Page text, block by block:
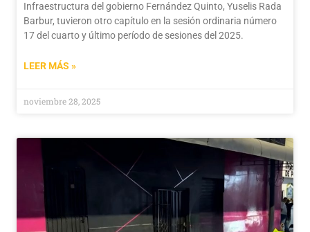
Infraestructura del gobierno Fernández Quinto, Yuselis Rada
Barbur, tuvieron otro capítulo en la sesión ordinaria número
17 del cuarto y último período de sesiones del 2025.
LEER MÁS »
noviembre 28, 2025